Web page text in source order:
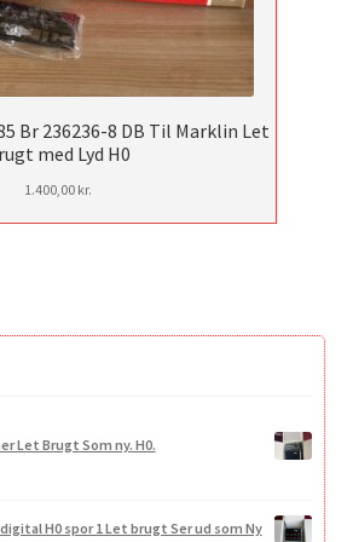
Br 236236-8 DB Til Marklin Let
med Lyd H0
1.400,00 kr.
Let Brugt Som ny. H0.
H0 spor 1 Let brugt Ser ud som Ny